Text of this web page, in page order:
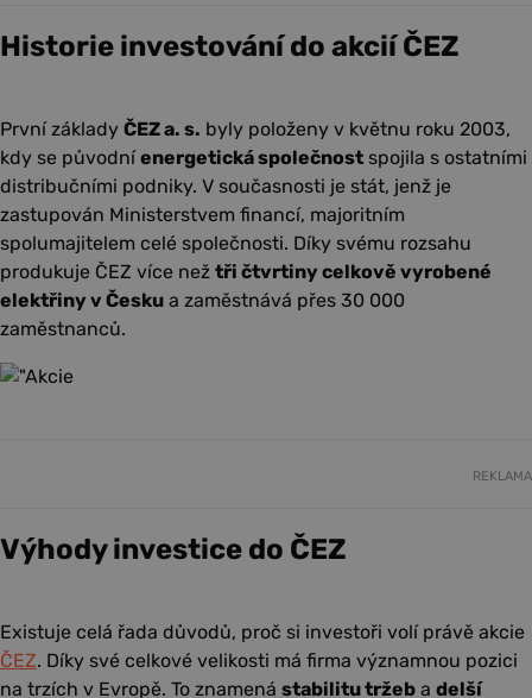
Historie investování do akcií ČEZ
První základy ČEZ a. s. byly položeny v květnu roku 2003,
kdy se původníenergetická společnost spojila s ostatními
distribučními podniky. V současnosti je stát, jenž je
zastupován Ministerstvem financí, majoritním
spolumajitelem celé společnosti. Díky svému rozsahu
produkuje ČEZ více než tři čtvrtiny celkově vyrobené
elektřiny v Česku a zaměstnává přes 30 000
zaměstnanců.
REKLAMA
Výhody investice do ČEZ
Existuje celá řada důvodů, proč si investoři volí právě akcie
ČEZ. Díky své celkové velikosti má firma významnou pozici
na trzích v Evropě. To znamená stabilitu tržeb a delší